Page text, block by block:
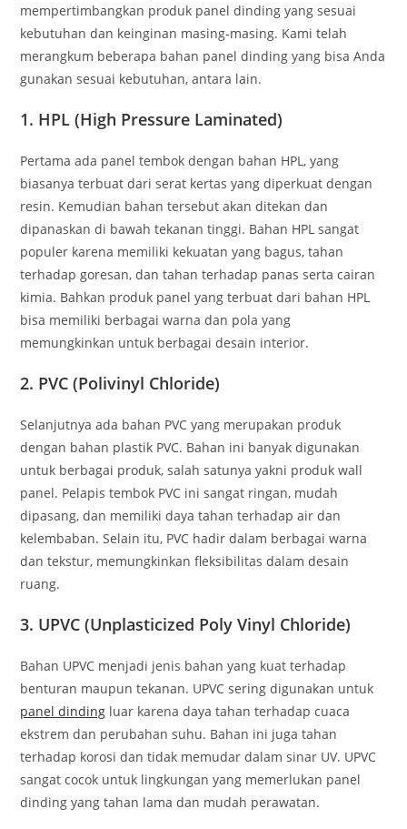
mempertimbangkan produk panel dinding yang sesuai
kebutuhan dan keinginan masing-masing. Kami telah
merangkum beberapa bahan panel dinding yang bisa Anda
gunakan sesuai kebutuhan, antara lain.
1. HPL (High Pressure Laminated)
Pertama ada panel tembok dengan bahan HPL, yang
biasanya terbuat dari serat kertas yang diperkuat dengan
resin. Kemudian bahan tersebut akan ditekan dan
dipanaskan di bawah tekanan tinggi. Bahan HPL sangat
populer karena memiliki kekuatan yang bagus, tahan
terhadap goresan, dan tahan terhadap panas serta cairan
kimia. Bahkan produk panel yang terbuat dari bahan HPL
bisa memiliki berbagai warna dan pola yang
memungkinkan untuk berbagai desain interior.
2. PVC (Polivinyl Chloride)
Selanjutnya ada bahan PVC yang merupakan produk
dengan bahan plastik PVC. Bahan ini banyak digunakan
untuk berbagai produk, salah satunya yakni produk wall
panel. Pelapis tembok PVC ini sangat ringan, mudah
dipasang, dan memiliki daya tahan terhadap air dan
kelembaban. Selain itu, PVC hadir dalam berbagai warna
dan tekstur, memungkinkan fleksibilitas dalam desain
ruang.
3. UPVC (Unplasticized Poly Vinyl Chloride)
Bahan UPVC menjadi jenis bahan yang kuat terhadap
benturan maupun tekanan. UPVC sering digunakan untuk
panel dinding luar karena daya tahan terhadap cuaca
ekstrem dan perubahan suhu. Bahan ini juga tahan
terhadap korosi dan tidak memudar dalam sinar UV. UPVC
sangat cocok untuk lingkungan yang memerlukan panel
dinding yang tahan lama dan mudah perawatan.